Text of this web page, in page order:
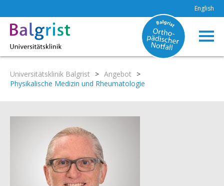
English
Universitätsklinik Balgrist > Angebot
>
Physikalische Medizin und Rheumatologie